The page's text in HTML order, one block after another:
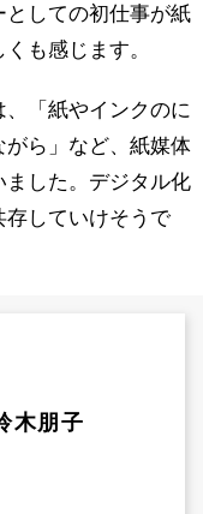
としての初仕事が紙
も感じます。
「紙やインクのに
ら」など、紙媒体
した。デジタル化
していけそうで
木朋子